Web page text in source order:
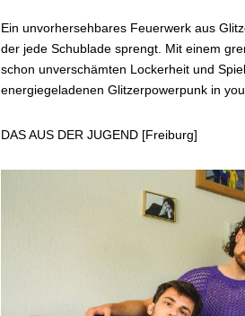
Ein unvorhersehbares Feuerwerk aus
der jede Schublade sprengt. Mit einem
schon unverschämten Lockerheit und
energiegeladenen Glitzerpowerpunk in
DAS AUS DER JUGEND [Freiburg]